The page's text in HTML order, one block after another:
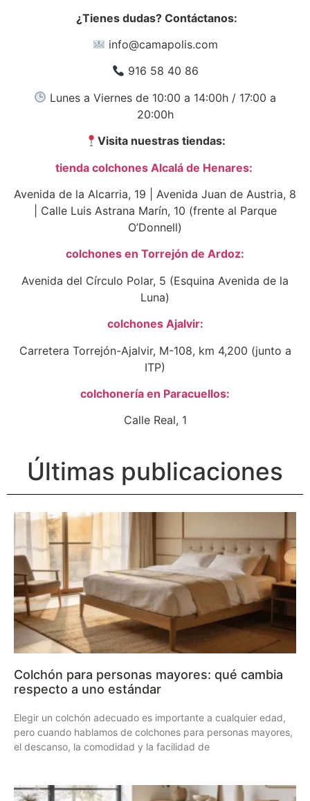
¿Tienes dudas? Contáctanos:
info@camapolis.com
916 58 40 86
Lunes a Viernes de 10:00 a 14:00h / 17:00 a
20:00h
Visita nuestras tiendas:
tienda colchones Alcalá de Henares:
Avenida de la Alcarria, 19 | Avenida Juan de Austria, 8
| Calle Luis Astrana Marín, 10 (frente al Parque
O’Donnell)
colchones en Torrejón de Ardoz:
Avenida del Círculo Polar, 5 (Esquina Avenida de la
Luna)
colchones Ajalvir:
Carretera Torrejón-Ajalvir, M-108, km 4,200 (junto a
ITP)
colchonería en Paracuellos:
Calle Real, 1
Últimas publicaciones
Colchón para personas mayores: qué cambia
respecto a uno estándar
Elegir un colchón adecuado es importante a cualquier edad,
pero cuando hablamos de colchones para personas mayores,
el descanso, la comodidad y la facilidad de